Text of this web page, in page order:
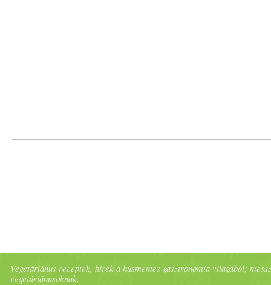
Vegetáriánus receptek, hírek a húsmentes gasztronómia világából;
vegetáriánusoknak.